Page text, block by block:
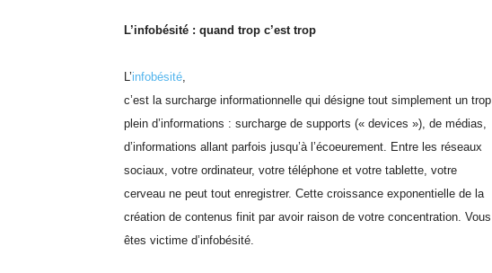
L’infobésité : quand trop c’est trop
L’infobésité,
c’est la surcharge informationnelle qui désigne tout simplement un trop
plein d’informations : surcharge de supports (« devices »), de médias,
d’informations allant parfois jusqu’à l’écoeurement. Entre les réseaux
sociaux, votre ordinateur, votre téléphone et votre tablette, votre
cerveau ne peut tout enregistrer. Cette croissance exponentielle de la
création de contenus finit par avoir raison de votre concentration. Vous
êtes victime d’infobésité.